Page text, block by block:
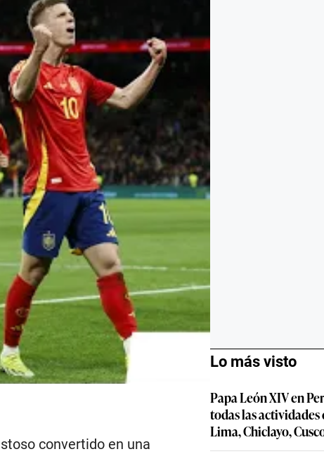
convertido en una
Lo más visto
Papa León XIV en
todas las
Lima, Chiclayo,